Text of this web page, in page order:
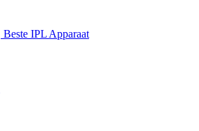
Beste IPL Apparaat